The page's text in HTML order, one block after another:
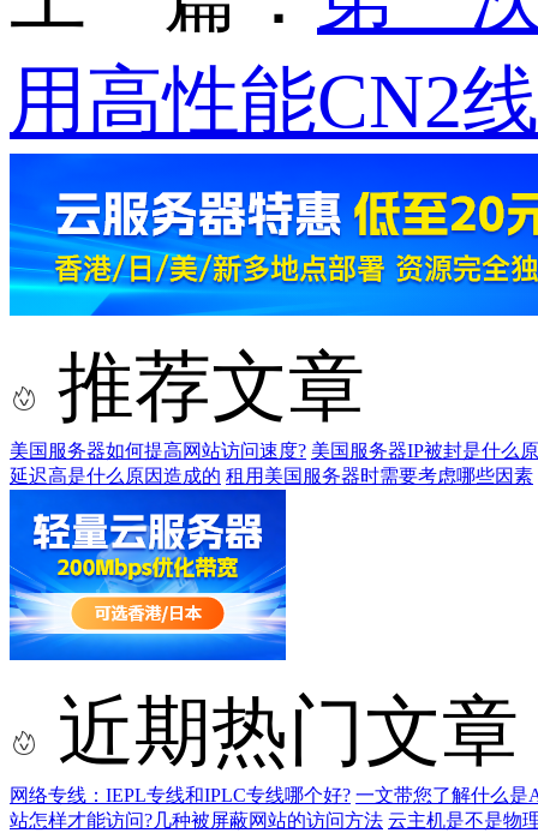
用高性能CN2
推荐文章
美国服务器如何提高网站访问速度? 美国服务器IP被封是什么
延迟高是什么原因造成的 租用美国服务器时需要考虑哪些因素
近期热门文章
网络专线：IEPL专线和IPLC专线哪个好? 一文带您了解什么是
站怎样才能访问?几种被屏蔽网站的访问方法 云主机是不是物